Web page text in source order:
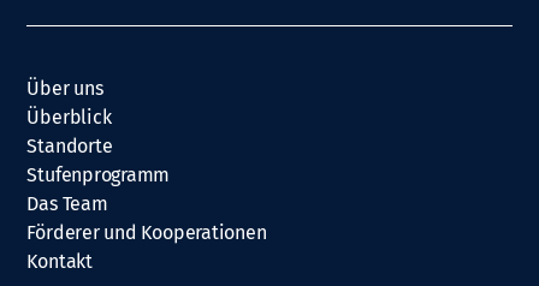
Über uns
Überblick
Standorte
Stufenprogramm
Das Team
Förderer und Kooperationen
Kontakt